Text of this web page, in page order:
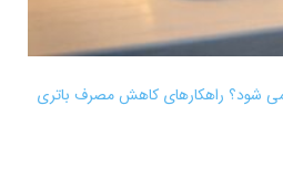
شود؟ راهکارهای کاهش مصرف باتری